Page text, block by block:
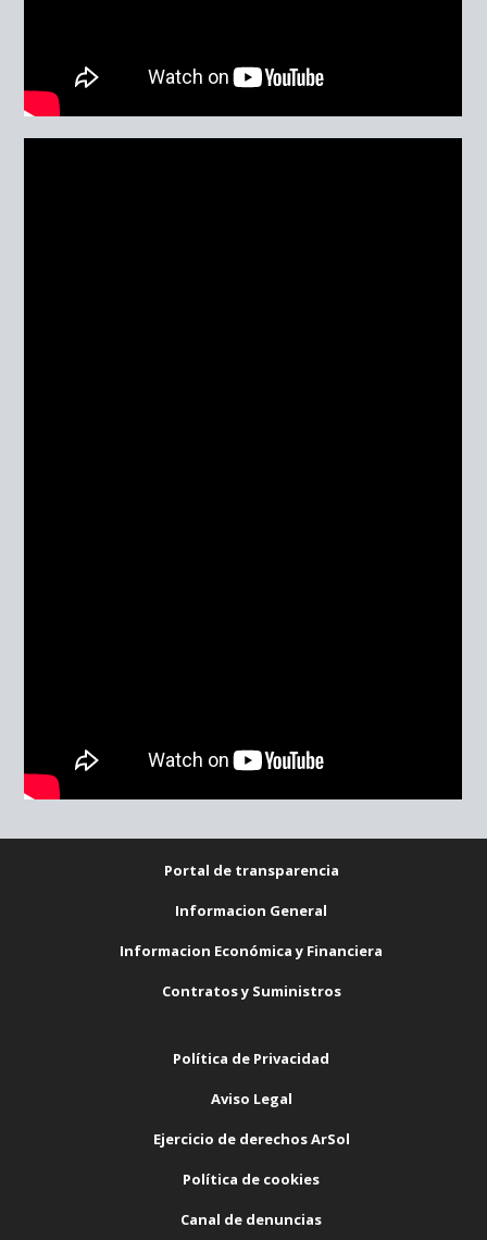
Portal de transparencia
Informacion General
Informacion Económica y Financiera
Contratos y Suministros
Política de Privacidad
Aviso Legal
Ejercicio de derechos ArSol
Política de cookies
Canal de denuncias